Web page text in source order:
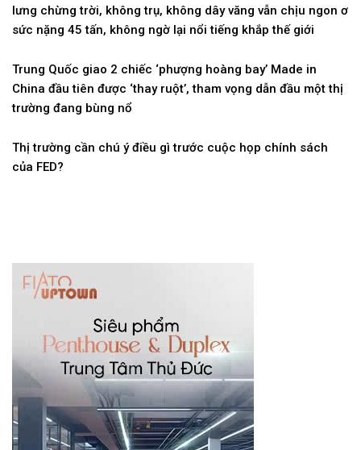
lưng chừng trời, không trụ, không dây văng vẫn chịu ngon ơ
sức nặng 45 tấn, không ngờ lại nổi tiếng khắp thế giới
Trung Quốc giao 2 chiếc ‘phượng hoàng bay’ Made in
China đầu tiên được ‘thay ruột’, tham vọng dẫn đầu một thị
trường đang bùng nổ
Thị trường cần chú ý điều gì trước cuộc họp chính sách
của FED?